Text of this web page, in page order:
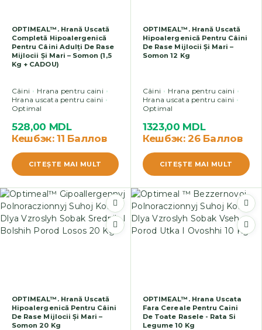
OPTIMEAL™. Hrană Uscată
Completă Hipoalergenică
Pentru Câini Adulți De Rase
Mijlocii Și Mari – Somon (1,5
Kg + CADOU)
Câini
Hrana pentru caini
Hrana uscata pentru caini
Optimal
528,00 MDL
Кешбэк:11 Баллов
CITEŞTE MAI MULT
OPTIMEAL™. Hrană Uscată
Hipoalergenică Pentru Câini
De Rase Mijlocii Și Mari –
Somon 12 Kg
Câini
Hrana pentru caini
Hrana uscata pentru caini
Optimal
1323,00 MDL
Кешбэк:26 Баллов
CITEŞTE MAI MULT
OPTIMEAL™. Hrană Uscată
Hipoalergenică Pentru Câini
De Rase Mijlocii Și Mari –
Somon 20 Kg
OPTIMEAL™. Hrana Uscata
Fara Cereale Pentru Caini
De Toate Rasele - Rata Si
Legume 10 Kg